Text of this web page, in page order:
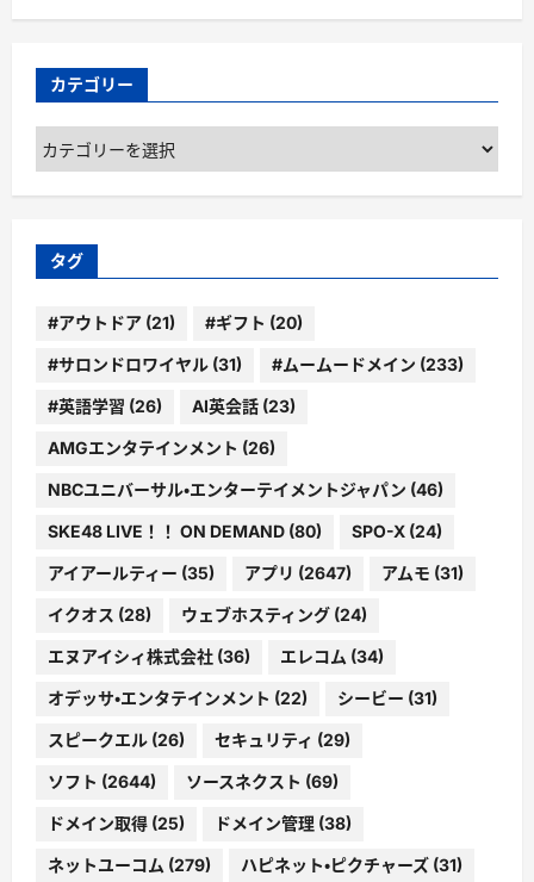
カテゴリー
カ
ゴ
ー
タグ
#アウトドア (21) #ギフト (20)
#サロンドロワイヤル (31) #ムームードメイン (233)
#英語学習 (26) AI英会話 (23)
AMGエンタテインメント (26)
NBCユニバーサル・エンターテイメントジャパン (46)
SKE48 LIVE！！ ON DEMAND (80) SPO-X (24)
アイアールティー (35) アプリ (2647) アムモ (31)
イクオス (28) ウェブホスティング (24)
エヌアイシィ株式会社 (36) エレコム (34)
オデッサ・エンタテインメント (22) シービー (31)
スピークエル (26) セキュリティ (29)
ソフト (2644) ソースネクスト (69)
ドメイン取得 (25) ドメイン管理 (38)
ネットユーコム (279) ハピネット・ピクチャーズ (31)